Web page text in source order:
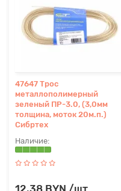
47647 Трос
металлополимерный
зеленый ПР-3.0, (3,0мм
толщина, моток 20м.п.)
Сибртех
12.38 BYN /шт